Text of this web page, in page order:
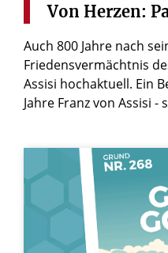
Von Herzen:
Auch 800 Jahre nach
Friedensvermächtnis
Assisi hochaktuell. Ein
Jahre Franz von Assisi